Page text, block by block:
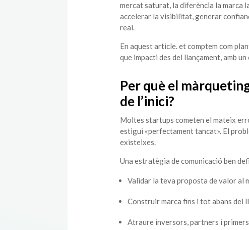
mercat saturat, la diferència la marca
accelerar la visibilitat, generar
real.
En aquest article. et comptem com
que impacti des del llançament, amb
Per què el
de l’inici?
Moltes startups cometen el mateix
estigui «perfectament tancat». El
existeixes.
Una estratègia de comunicació ben
Validar la teva proposta de valor al
Construir marca fins i tot abans del
Atraure inversors, partners i